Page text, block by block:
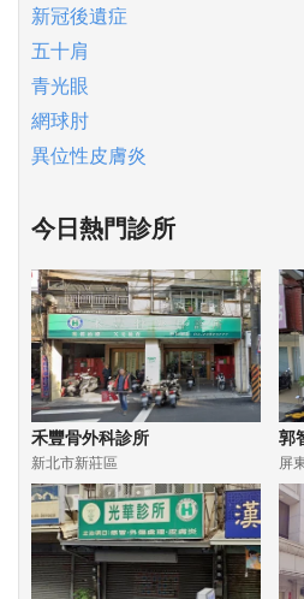
新冠後遺症
五十肩
青光眼
網球肘
異位性皮膚炎
今日熱門診所
禾豐骨外科診所
新北市新莊區
郭
屏